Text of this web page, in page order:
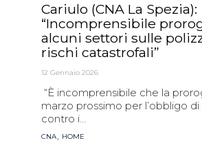
Cariulo (CNA La Spezia):
“Incomprensibile
alcuni settori sulle
rischi catastrofali”
12 Gennaio 2026
“È incomprensibile che la
marzo prossimo per l’obbligo di
contro i...
Tags
CNA, HOME